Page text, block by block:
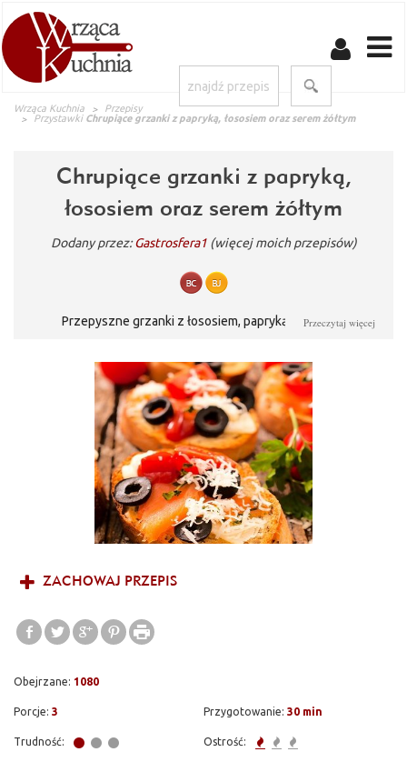
Wrząca Kuchnia
Przepisy
Przystawki Chrupiące grzanki z papryką, łososiem oraz serem żółtym
Chrupiące grzanki z papryką,
łososiem oraz serem żółtym
Dodany przez:Gastrosfera1 (więcej moich przepisów)
Przepyszne grzanki z łososiem, papryką i oliwkami
Przeczytaj więcej
ZACHOWAJ PRZEPIS
Obejrzane: 1080
Porcje: 3 Przygotowanie: 30 min
Trudność: Ostrość: